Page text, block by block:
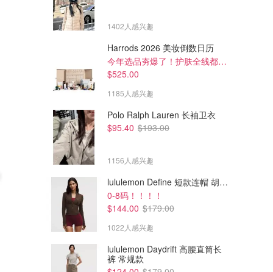
$499.99
Ninja SL400WHANZ 白色双层
空气炸锅 9.5L
$78.00
Breville BSG220BSS 三明治机
不锈钢
1402人感兴趣
Harrods 2026 美妆倒数日历
今年选品夯爆了！护肤全线都很绝
$525.00
1185人感兴趣
Polo Ralph Lauren 长袖卫衣
$95.40 $193.00
1156人感兴趣
lululemon Define 短款连帽 胡桃棕
0-8码！！！！
$144.00 $179.00
1022人感兴趣
lululemon Daydrift 高腰直筒长
裤 常规款